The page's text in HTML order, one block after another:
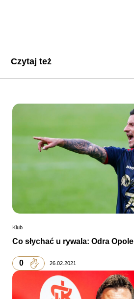
Czytaj też
Klub
Co słychać u rywala: Odra Opole
0 26.02.2021